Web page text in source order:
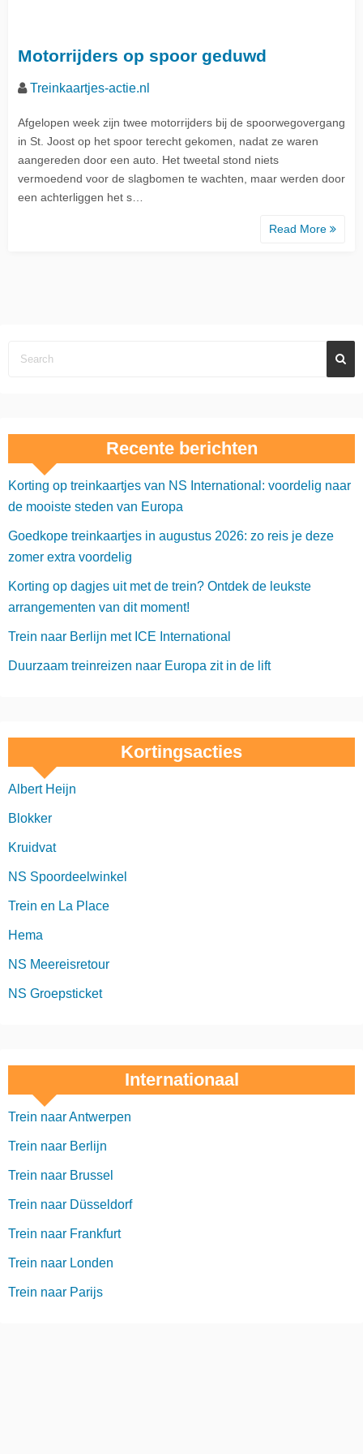
Motorrijders op spoor geduwd
Treinkaartjes-actie.nl
Afgelopen week zijn twee motorrijders bij de spoorwegovergang
in St. Joost op het spoor terecht gekomen, nadat ze waren
aangereden door een auto. Het tweetal stond niets
vermoedend voor de slagbomen te wachten, maar werden door
een achterliggen het s…
Read More
Recente berichten
Korting op treinkaartjes van NS International: voordelig naar
de mooiste steden van Europa
Goedkope treinkaartjes in augustus 2026: zo reis je deze
zomer extra voordelig
Korting op dagjes uit met de trein? Ontdek de leukste
arrangementen van dit moment!
Trein naar Berlijn met ICE International
Duurzaam treinreizen naar Europa zit in de lift
Kortingsacties
Albert Heijn
Blokker
Kruidvat
NS Spoordeelwinkel
Trein en La Place
Hema
NS Meereisretour
NS Groepsticket
Internationaal
Trein naar Antwerpen
Trein naar Berlijn
Trein naar Brussel
Trein naar Düsseldorf
Trein naar Frankfurt
Trein naar Londen
Trein naar Parijs